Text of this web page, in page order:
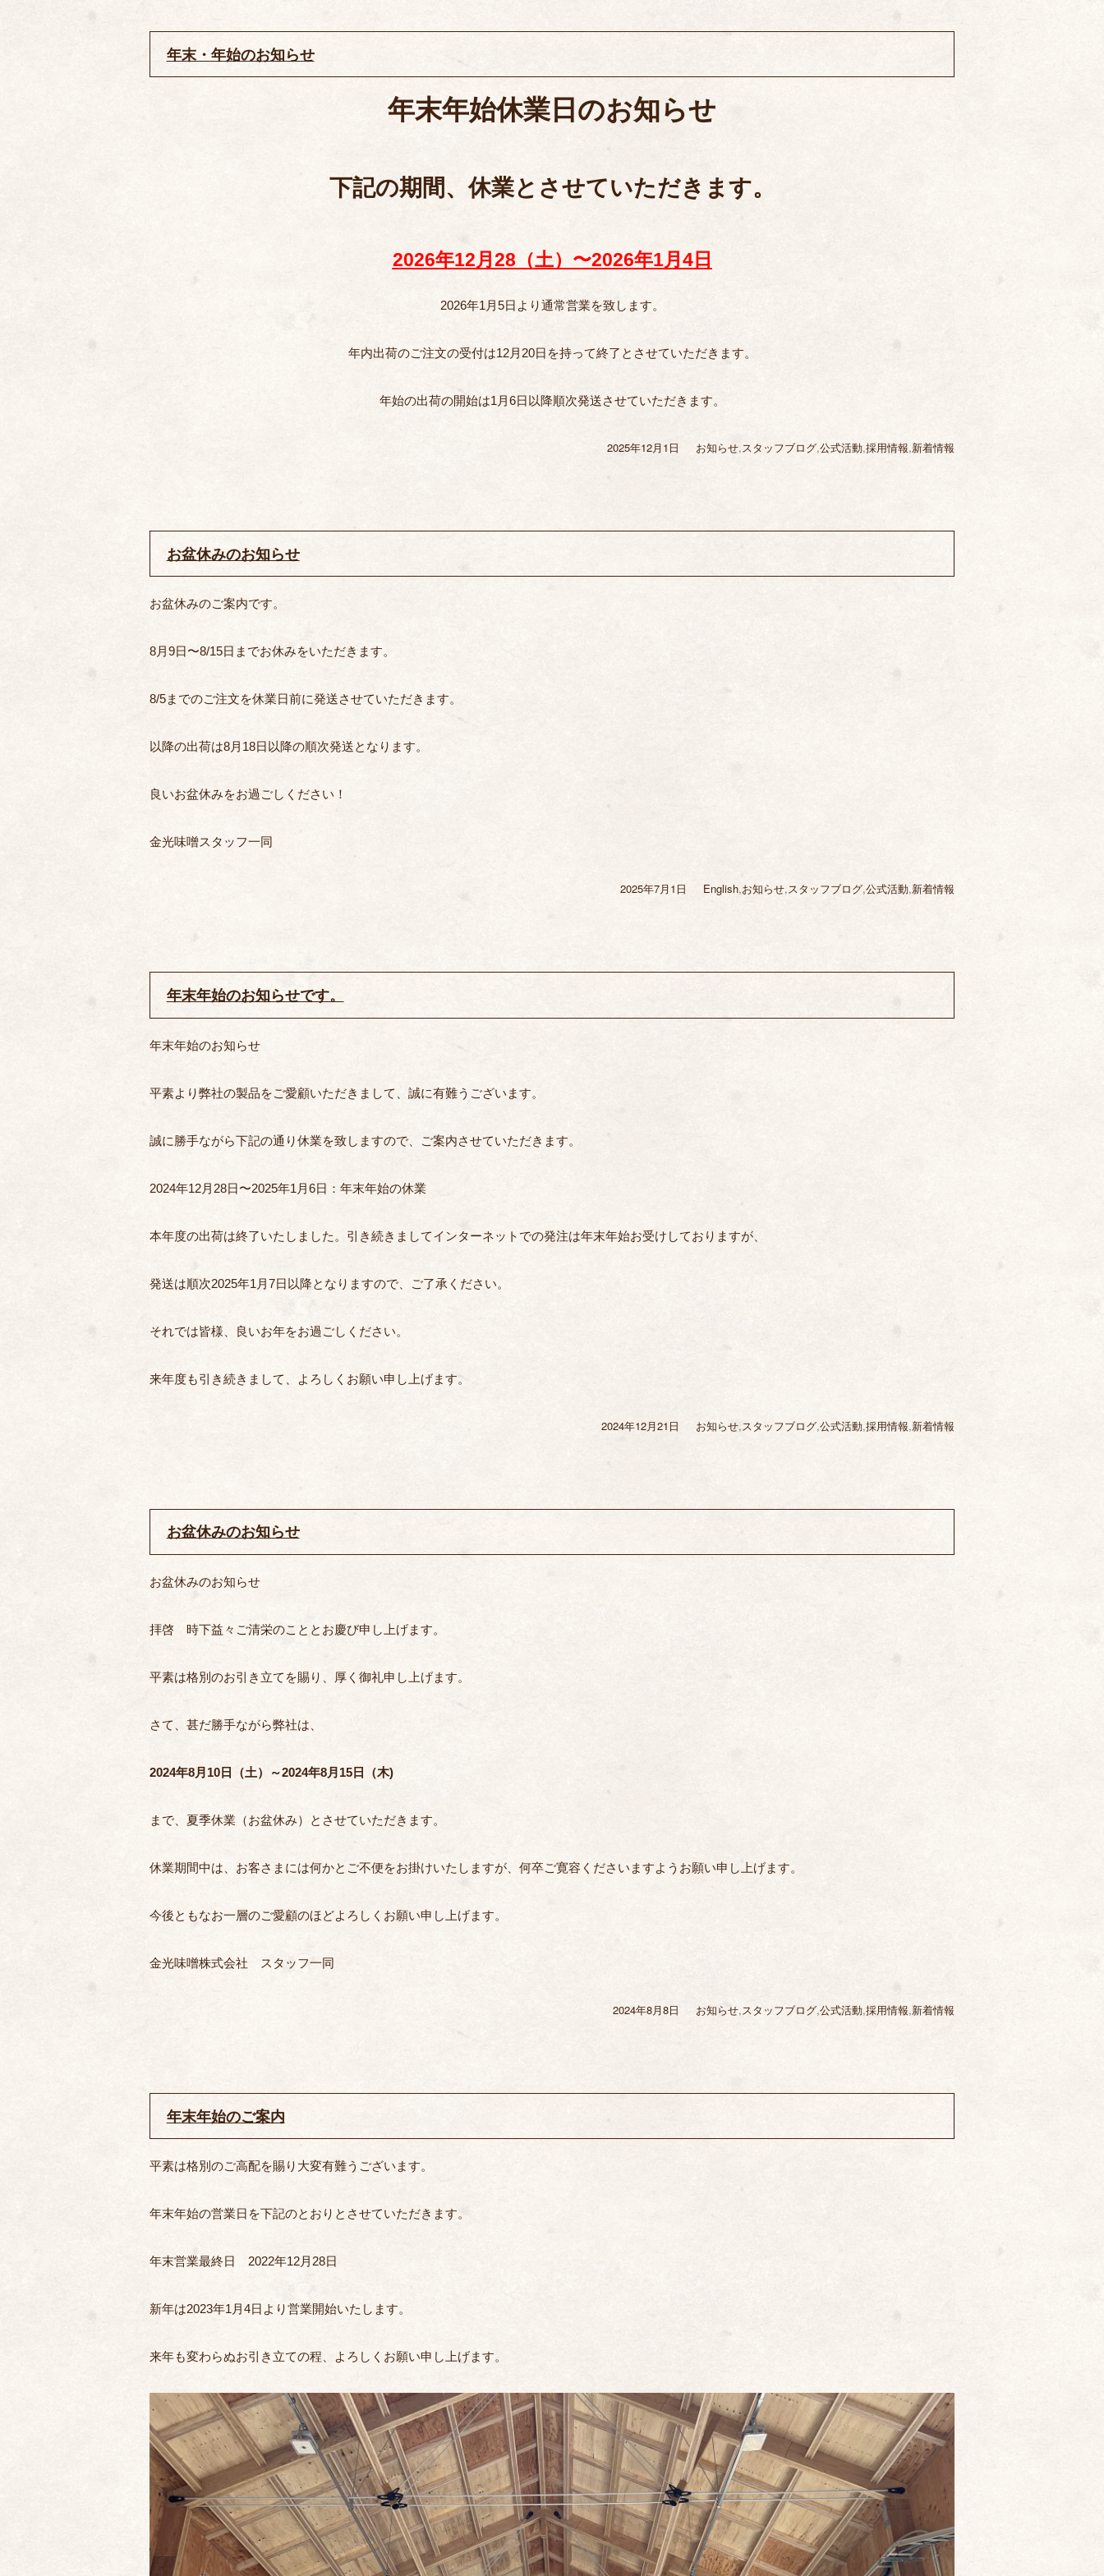
年末・年始のお知らせ
年末年始休業日のお知らせ
下記の期間、休業とさせていただきます。
2026年12月28（土）〜2026年1月4日
2026年1月5日より通常営業を致します。
年内出荷のご注文の受付は12月20日を持って終了とさせていただきます。
年始の出荷の開始は1月6日以降順次発送させていただきます。
投
2025年12月1日
カ
お知らせ,スタッフブログ,公式活動,採用情報,新着情報
お盆休みのお知らせ
お盆休みのご案内です。
8月9日〜8/15日までお休みをいただきます。
8/5までのご注文を休業日前に発送させていただきます。
以降の出荷は8月18日以降の順次発送となります。
良いお盆休みをお過ごしください！
金光味噌スタッフ一同
投
2025年7月1日
カ
English,お知らせ,スタッフブログ,公式活動,新着情報
年末年始のお知らせです。
年末年始のお知らせ
平素より弊社の製品をご愛顧いただきまして、誠に有難うございます。
誠に勝手ながら下記の通り休業を致しますので、ご案内させていただきます。
2024年12月28日〜2025年1月6日：年末年始の休業
本年度の出荷は終了いたしました。引き続きましてインターネットでの発注は年末年始お受けしておりますが、
発送は順次2025年1月7日以降となりますので、ご了承ください。
それでは皆様、良いお年をお過ごしください。
来年度も引き続きまして、よろしくお願い申し上げます。
投
2024年12月21日
カ
お知らせ,スタッフブログ,公式活動,採用情報,新着情報
お盆休みのお知らせ
お盆休みのお知らせ
拝啓 時下益々ご清栄のこととお慶び申し上げます。
平素は格別のお引き立てを賜り、厚く御礼申し上げます。
さて、甚だ勝手ながら弊社は、
2024年8月10日（土）～2024年8月15日（木)
まで、夏季休業（お盆休み）とさせていただきます。
休業期間中は、お客さまには何かとご不便をお掛けいたしますが、何卒ご寛容くださいますようお願い申し上げます。
今後ともなお一層のご愛顧のほどよろしくお願い申し上げます。
金光味噌株式会社 スタッフ一同
投
2024年8月8日
カ
お知らせ,スタッフブログ,公式活動,採用情報,新着情報
年末年始のご案内
平素は格別のご高配を賜り大変有難うございます。
年末年始の営業日を下記のとおりとさせていただきます。
年末営業最終日 2022年12月28日
新年は2023年1月4日より営業開始いたします。
来年も変わらぬお引き立ての程、よろしくお願い申し上げます。